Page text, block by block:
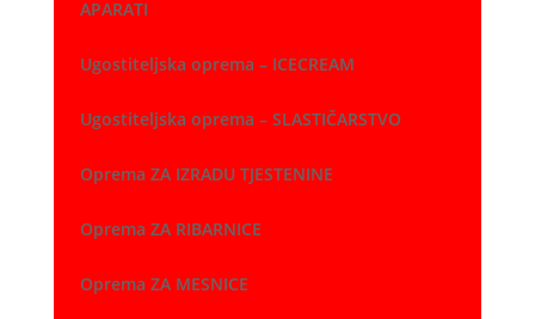
APARATI
Ugostiteljska oprema – ICECREAM
Ugostiteljska oprema – SLASTIČARSTVO
Oprema ZA IZRADU TJESTENINE
Oprema ZA RIBARNICE
Oprema ZA MESNICE